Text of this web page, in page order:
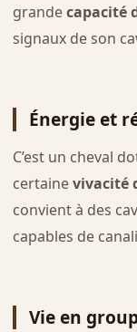
grandecapacité
signaux de son
Énergie et
C’est un cheval
certainevivacité
convient à des
capables de
Vie en